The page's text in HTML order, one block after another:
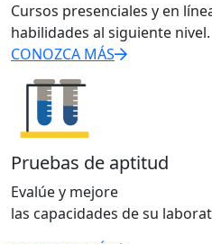
Cursos presenciales y en
habilidades al siguiente nivel.
CONOZCA MÁS
Pruebas de aptitud
Evalúe y mejore
las capacidades de su